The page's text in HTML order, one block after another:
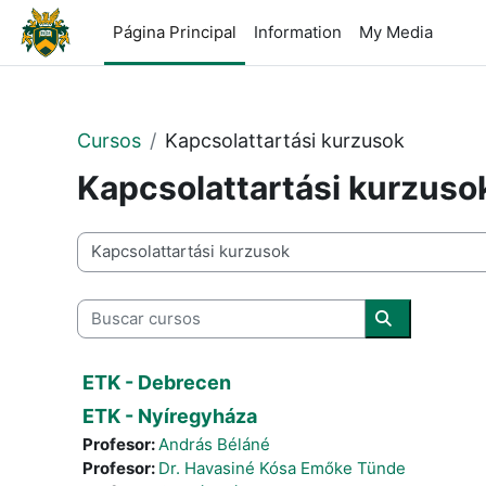
Salta al contenido principal
Página Principal
Information My Media
Cursos Kapcsolattartási kurzusok
Kapcsolattartási
Categorías
Buscar cursos
Buscar
ETK - Debrecen
ETK - Nyíregyháza
Profesor:András Béláné
Profesor: Dr. Havasiné Kósa Emőke Tünde